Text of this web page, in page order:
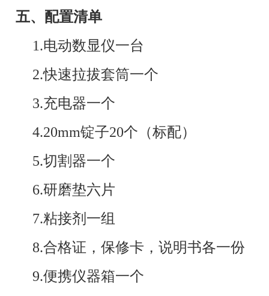
五、配置清单
1.电动数显仪一台
2.快速拉拔套筒一个
3.充电器一个
4.20mm锭子20个（标配）
5.切割器一个
6.研磨垫六片
7.粘接剂一组
8.合格证，保修卡，说明书各一份
9.便携仪器箱一个